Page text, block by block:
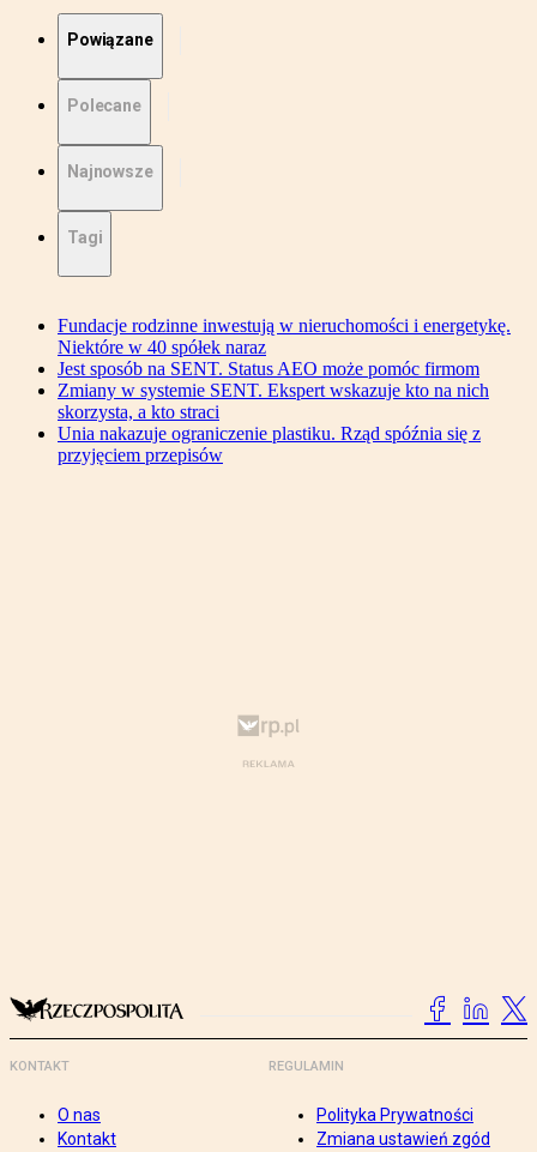
Powiązane
Polecane
Najnowsze
Tagi
Fundacje rodzinne inwestują w nieruchomości i energetykę.
Niektóre w 40 spółek naraz
Jest sposób na SENT. Status AEO może pomóc firmom
Zmiany w systemie SENT. Ekspert wskazuje kto na nich
skorzysta, a kto straci
Unia nakazuje ograniczenie plastiku. Rząd spóźnia się z
przyjęciem przepisów
KONTAKT
O nas
Kontakt
REGULAMIN
Polityka Prywatności
Zmiana ustawień zgód